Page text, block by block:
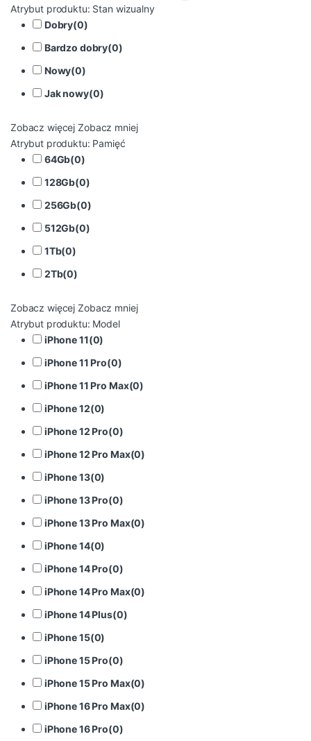
Atrybut produktu: Stan wizualny
Dobry(0)
Bardzo dobry(0)
Nowy(0)
Jak nowy(0)
Zobacz więcej Zobacz mniej
Atrybut produktu: Pamięć
64Gb(0)
128Gb(0)
256Gb(0)
512Gb(0)
1Tb(0)
2Tb(0)
Zobacz więcej Zobacz mniej
Atrybut produktu: Model
iPhone 11(0)
iPhone 11 Pro(0)
iPhone 11 Pro Max(0)
iPhone 12(0)
iPhone 12 Pro(0)
iPhone 12 Pro Max(0)
iPhone 13(0)
iPhone 13 Pro(0)
iPhone 13 Pro Max(0)
iPhone 14(0)
iPhone 14 Pro(0)
iPhone 14 Pro Max(0)
iPhone 14 Plus(0)
iPhone 15(0)
iPhone 15 Pro(0)
iPhone 15 Pro Max(0)
iPhone 16 Pro Max(0)
iPhone 16 Pro(0)